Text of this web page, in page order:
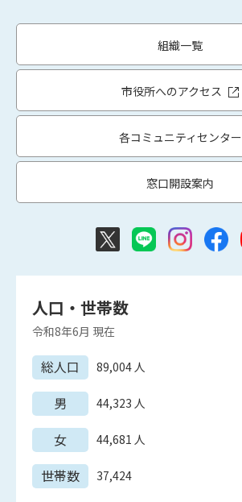
組織一覧
市役所へのアクセス
各コミュニティセンター
窓口開設案内
人口・世帯数
令和8年6月 現在
総人口 89,004人
男 44,323 人
女 44,681 人
世帯数 37,424